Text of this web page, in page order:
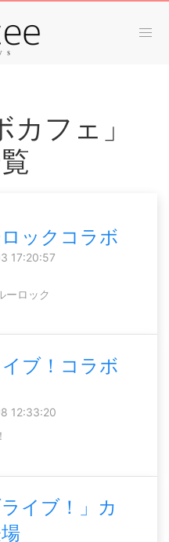
カフェ」
ックコラボ
17:20:57
ーロック
ブ！コラボ
12:33:20
ライブ！」カ